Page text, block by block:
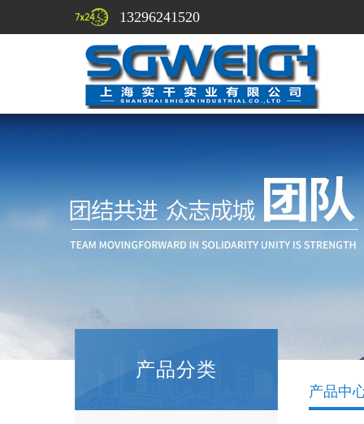
13296241520
产品分类
产品中